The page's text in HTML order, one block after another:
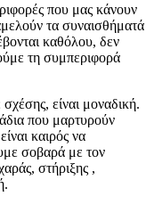
που μας κάνουν
τα συναισθήματά
καθόλου, δεν
τη συμπεριφορά
είναι μοναδική.
που μαρτυρούν
καιρός να
σοβαρά με τον
στήριξης ,